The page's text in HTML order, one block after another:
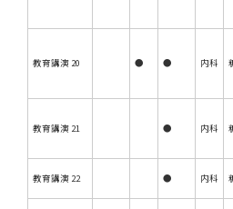
教育講演 20 ● ● 内科
教育講演 21 ● 内科
教育講演 22 ● 内科